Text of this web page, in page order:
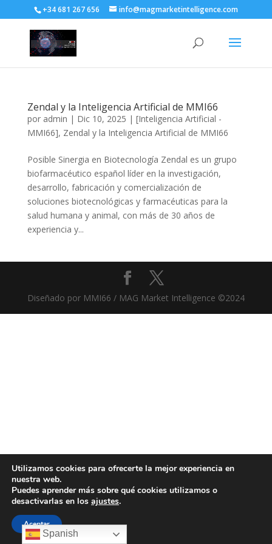
+34 681 267 656 info@magmarketintelligence.com
Zendal y la Inteligencia Artificial de MMI66
por admin | Dic 10, 2025 | [Inteligencia Artificial -
MMI66], Zendal y la Inteligencia Artificial de MMI66
Posible Sinergia en Biotecnología Zendal es un grupo
biofarmacéutico español líder en la investigación,
desarrollo, fabricación y comercialización de
soluciones biotecnológicas y farmacéuticas para la
salud humana y animal, con más de 30 años de
experiencia y...
Diseñado por MMI66 / MAG Market Intelligence ©2024
Spanish
Utilizamos cookies para ofrecerte la mejor experiencia en
nuestra web.
Puedes aprender más sobre qué cookies utilizamos o
desactivarlas en los ajustes.
Aceptar